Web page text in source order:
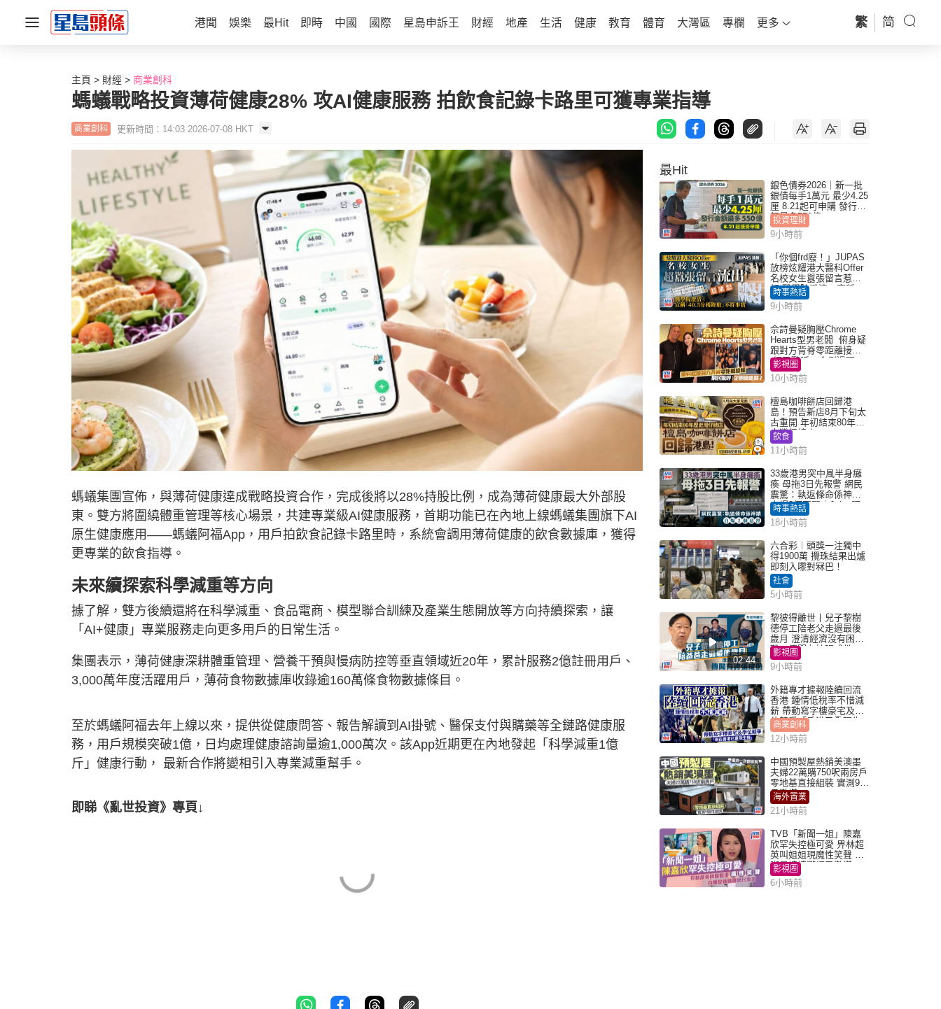
港聞 娛樂 最Hit 即時 中國 國際 星島申訴王 財經 地產 生活 健康 教育 體育 大灣區 專欄 更多 繁 简
主頁 財經 商業創科
螞蟻戰略投資薄荷健康28% 攻AI健康服務 拍飲食記錄卡路里可獲專業指導
商業創科 更新時間：14:03 2026-07-08 HKT
螞蟻集團宣佈，與薄荷健康達成戰略投資合作，完成後將以28%持股比例，成為薄荷健康最大外部股
東。雙方將圍繞體重管理等核心場景，共建專業級AI健康服務，首期功能已在內地上線螞蟻集團旗下AI
原生健康應用——螞蟻阿福App，用戶拍飲食記錄卡路里時，系統會調用薄荷健康的飲食數據庫，獲得
更專業的飲食指導。
未來續探索科學減重等方向
據了解，雙方後續還將在科學減重、食品電商、模型聯合訓練及產業生態開放等方向持續探索，讓
「AI+健康」專業服務走向更多用戶的日常生活。
集團表示，薄荷健康深耕體重管理、營養干預與慢病防控等垂直領域近20年，累計服務2億註冊用戶、
3,000萬年度活躍用戶，薄荷食物數據庫收錄逾160萬條食物數據條目。
至於螞蟻阿福去年上線以來，提供從健康問答、報告解讀到AI掛號、醫保支付與購藥等全鏈路健康服
務，用戶規模突破1億，日均處理健康諮詢量逾1,000萬次。該App近期更在內地發起「科學減重1億
斤」健康行動， 最新合作將變相引入專業減重幫手。
即睇《亂世投資》專頁↓
最Hit
銀色債券2026｜新一批
銀債每手1萬元 最少4.25
厘 8.21起可申購 發行金
額最多550億
投資理財
9小時前
「你個frd廢！」JUPAS
放榜炫耀港大醫科Offer
名校女生囂張留言惹眾
怒 醫學院澄清：宣稱
「40.5分獲錄取」不符事
實｜Juicy叮
時事熱話
9小時前
佘詩曼疑胸壓Chrome
Hearts型男老闆 俯身疑
跟對方背脊零距離接觸
網民驚呼：企側邊唔
得？
影視圈
10小時前
檀島咖啡餅店回歸港
島！預告新店8月下旬太
古重開 年初結束80年歷
史灣仔總店
飲食
11小時前
33歲港男突中風半身癱
瘓 母拖3日先報警 網民
震驚：執返條命係神蹟
自爆2個惡習｜Juicy叮
時事熱話
18小時前
六合彩︱頭獎一注獨中
得1900萬 攪珠結果出爐
即刻入嚟對冧巴！
社會
5小時前
02:44
黎彼得離世丨兒子黎樹
德停工陪老父走過最後
歲月 澄清經濟沒有困
難：傳聞有誇張成份
影視圈
9小時前
外籍專才據報陸續回流
香港 鍾情低稅率不惜減
薪 帶動寫字樓豪宅及學
位競爭「香港已重現生
機」
商業創科
12小時前
中國預製屋熱銷美澳墨
夫婦22萬購750呎兩房戶
零地基直接組裝 實測9個
月激讚
海外置業
21小時前
TVB「新聞一姐」陳嘉
欣罕失控極可愛 畀林超
英叫姐姐現魔性笑聲 自
嘲是姨姨獲網民激讚
影視圈
6小時前